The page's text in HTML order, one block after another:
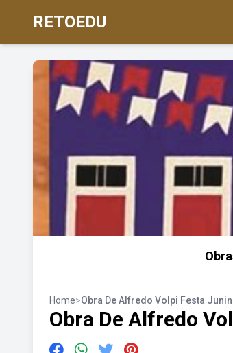
RETOEDU
Home>Obra De Alfredo Volpi Festa
Obra De Alfredo